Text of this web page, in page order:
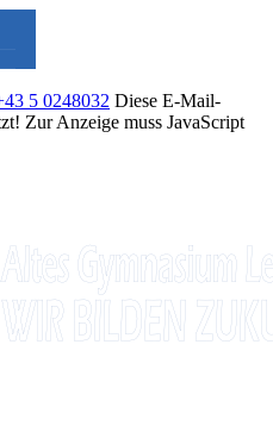
5 0248032 Diese E-Mail-
Zur Anzeige muss JavaScript